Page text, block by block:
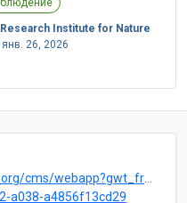
Research Institute for Nature
янв. 26, 2026
a038-a4856f13cd29